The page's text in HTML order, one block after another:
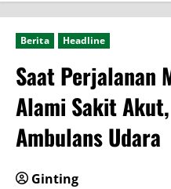
Berita Headline
Saat Perjalanan
Alami Sakit
Ambulans Udara
Ginting